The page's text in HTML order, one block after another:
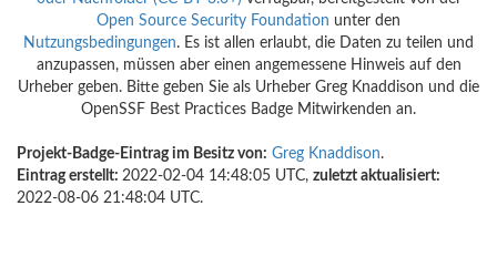
Open Source Security Foundation unter den
Nutzungsbedingungen. Es ist allen erlaubt, die Daten zu teilen und
anzupassen, müssen aber einen angemessene Hinweis auf den
Urheber geben. Bitte geben Sie als Urheber Greg Knaddison und die
OpenSSF Best Practices Badge Mitwirkenden an.
Projekt-Badge-Eintrag im Besitz von: Greg Knaddison.
Eintrag erstellt: 2022-02-04 14:48:05 UTC, zuletzt aktualisiert:
2022-08-06 21:48:04 UTC.